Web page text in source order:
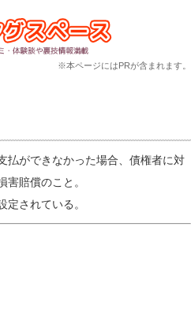
※本ページにはPRが含まれます。
払ができなかった場合、債権者に対
害賠償のこと。
定されている。